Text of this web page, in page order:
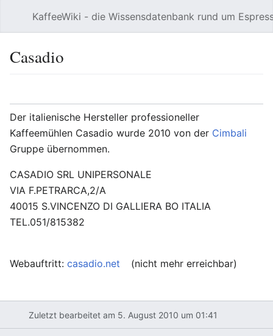
KaffeeWiki - die Wissensdatenbank rund um
Casadio
Der italienische Hersteller professioneller
Kaffeemühlen Casadio wurde 2010 von der Cimbali
Gruppe übernommen.
CASADIO SRL UNIPERSONALE
VIA F.PETRARCA,2/A
40015 S.VINCENZO DI GALLIERA BO ITALIA
TEL.051/815382
Webauftritt: casadio.net (nicht mehr erreichbar)
Zuletzt bearbeitet am 5. August 2010 um 01:41